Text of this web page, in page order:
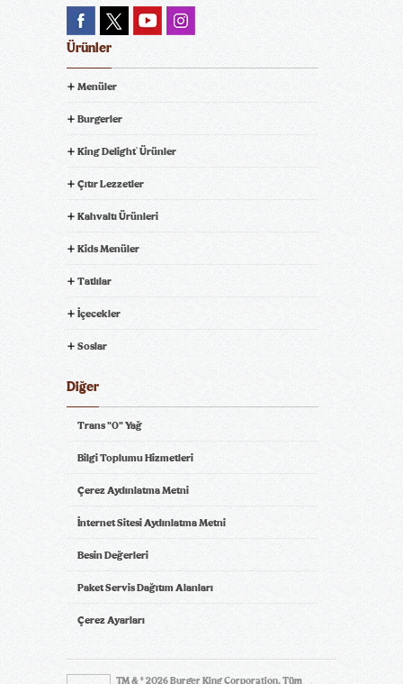
Ürünler
Menüler
Burgerler
King Delight® Ürünler
Çıtır Lezzetler
Kahvaltı Ürünleri
Kids Menüler
Tatlılar
İçecekler
Soslar
Diğer
Trans "0" Yağ
Bilgi Toplumu Hizmetleri
Çerez Aydınlatma Metni
İnternet Sitesi Aydınlatma Metni
Besin Değerleri
Paket Servis Dağıtım Alanları
Çerez Ayarları
TM & © 2026 Burger King Corporation. Tüm